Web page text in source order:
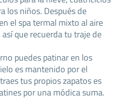
los niños. Después de
el spa termal mixto al aire
que recuerda tu traje de
puedes patinar en los
es mantenido por el
tus propios zapatos es
por una módica suma.